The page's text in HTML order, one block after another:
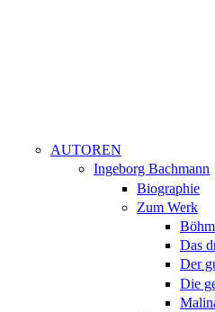
AUTOREN
Ingeborg Bachmann
Biographie
Zum Werk
Das
Der
Die